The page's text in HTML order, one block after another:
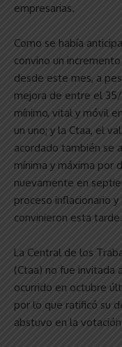
empresarias.
Como se había
convino un
desde este mes, a
mejora de entre el
mínimo, vital y móvil
un uno; y la Ctaa, el
acordado también se
mínima y máxima por
nuevamente en
proceso inflacionario
convinieron esta tarde.
La Central de los
(Ctaa) no fue invitada
ocurrido en octubre
por lo que ratificó su
abstuvo en la